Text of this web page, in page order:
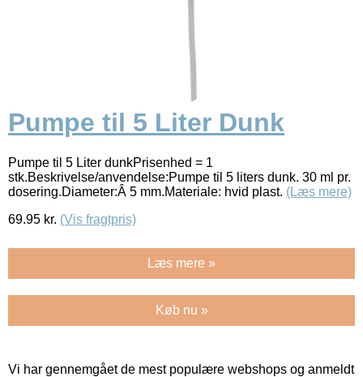
Pumpe til 5 Liter Dunk
Pumpe til 5 Liter dunkPrisenhed = 1
stk.Beskrivelse/anvendelse:Pumpe til 5 liters dunk. 30 ml pr.
dosering.Diameter:Â 5 mm.Materiale: hvid plast. (Læs mere)
69.95 kr. (Vis fragtpris)
Læs mere »
Køb nu »
Vi har gennemgået de mest populære webshops og anmeldt